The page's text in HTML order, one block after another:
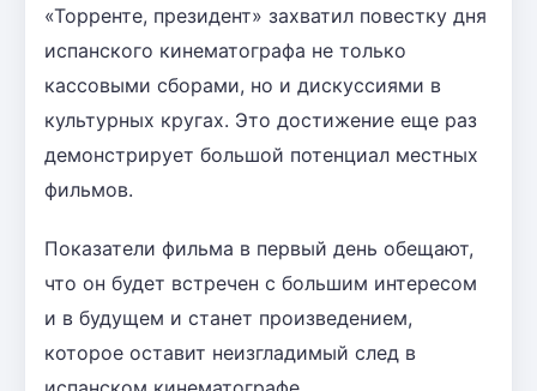
«Торренте, президент» захватил повестку дня
испанского кинематографа не только
кассовыми сборами, но и дискуссиями в
культурных кругах. Это достижение еще раз
демонстрирует большой потенциал местных
фильмов.
Показатели фильма в первый день обещают,
что он будет встречен с большим интересом
и в будущем и станет произведением,
которое оставит неизгладимый след в